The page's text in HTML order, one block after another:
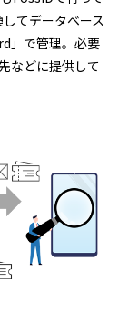
てデータベース
」で管理。必要
などに提供して